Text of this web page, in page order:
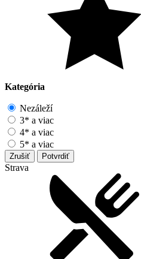
Kategória
Nezáleží
3* a viac
4* a viac
5* a viac
Zrušiť Potvrdiť
Strava